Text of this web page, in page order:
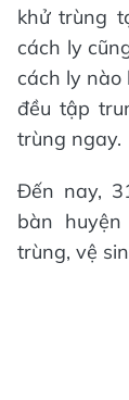
khử trùng
cách ly
cách ly
đều tập
trùng ngay.
Đến nay,
bàn
trùng, vệ